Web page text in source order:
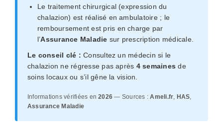
Le traitement chirurgical (expression du
chalazion) est réalisé en ambulatoire ; le
remboursement est pris en charge par
l’Assurance Maladie sur prescription médicale.
Le conseil clé : Consultez un médecin si le
chalazion ne régresse pas après 4 semaines de
soins locaux ou s’il gêne la vision.
Informations vérifiées en2026 — Sources :Ameli.fr, HAS,
Assurance Maladie